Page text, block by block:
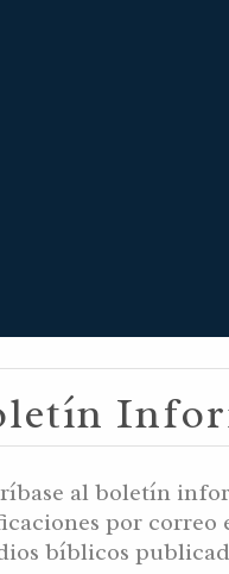
al boletín
por correo
bíblicos